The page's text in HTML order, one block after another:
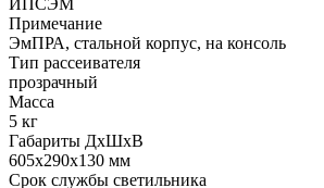
ИПСЭМ
Примечание
ЭмПРА, стальной корпус, на консоль
Тип рассеивателя
прозрачный
Масса
5 кг
Габариты ДхШхВ
605x290x130 мм
Срок службы светильника